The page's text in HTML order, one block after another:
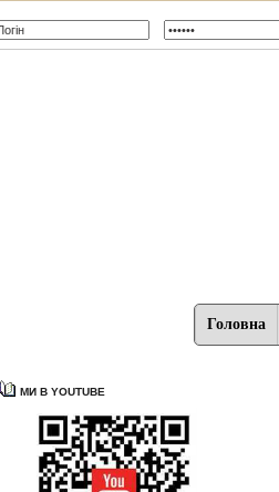
Головна
МИ В YOUTUBE